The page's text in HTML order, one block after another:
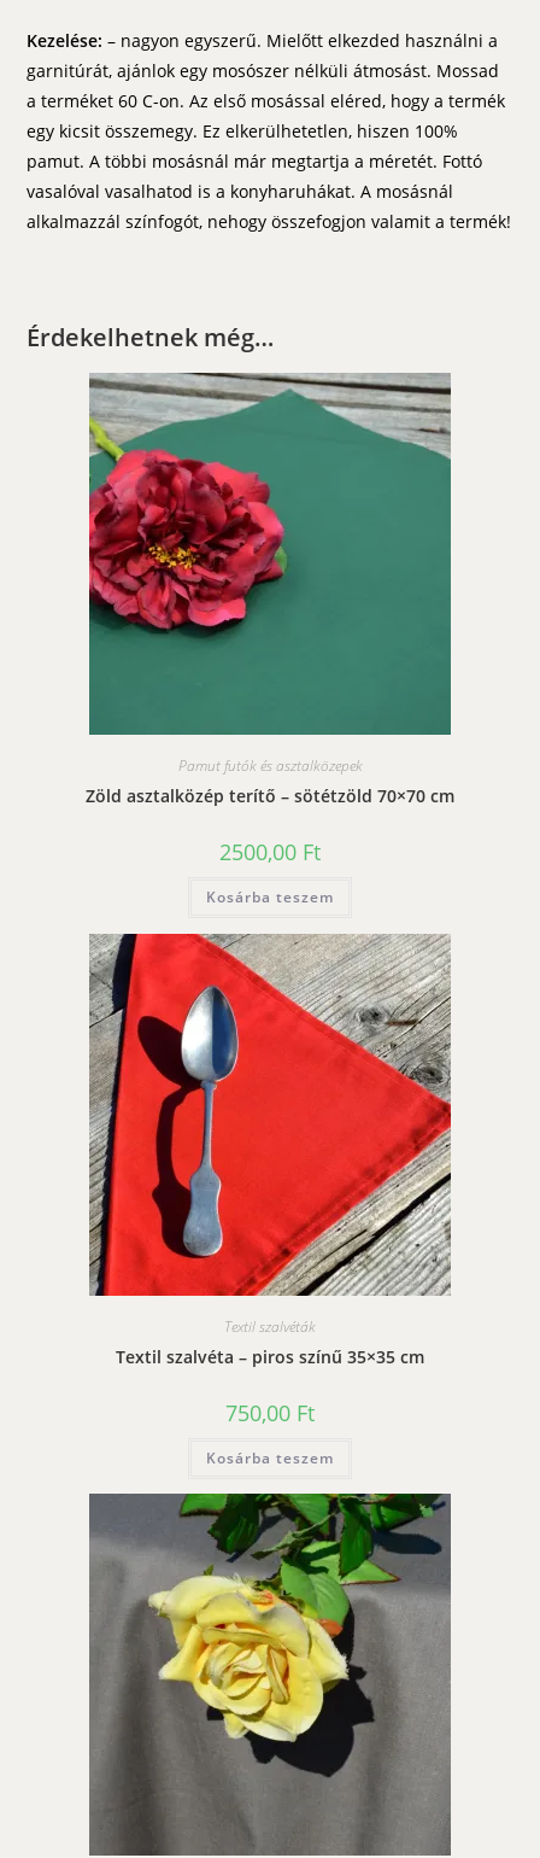
Kezelése: – nagyon egyszerű. Mielőtt elkezded használni a
garnitúrát, ajánlok egy mosószer nélküli átmosást. Mossad
a terméket 60 C-on. Az első mosással eléred, hogy a termék
egy kicsit összemegy. Ez elkerülhetetlen, hiszen 100%
pamut. A többi mosásnál már megtartja a méretét. Fottó
vasalóval vasalhatod is a konyharuhákat. A mosásnál
alkalmazzál színfogót, nehogy összefogjon valamit a termék!
Érdekelhetnek még…
Pamut futók és asztalközepek
Zöld asztalközép terítő – sötétzöld 70×70 cm
2500,00 Ft
Kosárba teszem
Textil szalvéták
Textil szalvéta – piros színű 35×35 cm
750,00 Ft
Kosárba teszem